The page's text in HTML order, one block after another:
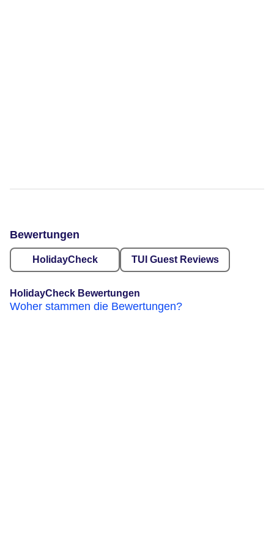
Bewertungen
HolidayCheck TUI Guest Reviews
HolidayCheck Bewertungen
Woher stammen die Bewertungen?